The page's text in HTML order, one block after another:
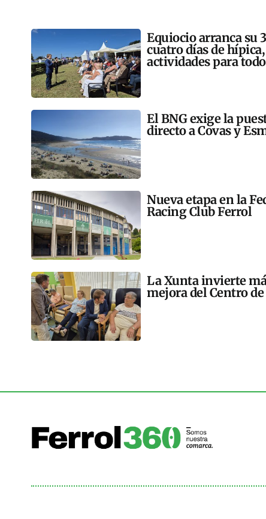
Equiocio arranca su
cuatro días de
actividades para
El BNG exige la
directo a Covas y
Nueva etapa en la
Racing Club Ferrol
La Xunta invierte
mejora del Centro de